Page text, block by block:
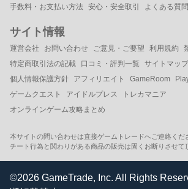
手数料・お支払い方法 安心・安全取引 よくある質問
サイト情報
運営会社 お問い合わせ ご意見・ご要望 利用規約
特定商取引法の記載
口コミ・評判一覧 サイトマップ
個人情報保護方針
アフィリエイト GameRoom
ゲームクエスト
アイドルプレス
トレカマニア
オンラインゲーム攻略まとめ
本サイトの問い合わせは直接ゲームトレードへご連絡くだ
チート行為と関わりがある商品の販売は固くお断りさせて
©2026 GameTrade, Inc. All Rights